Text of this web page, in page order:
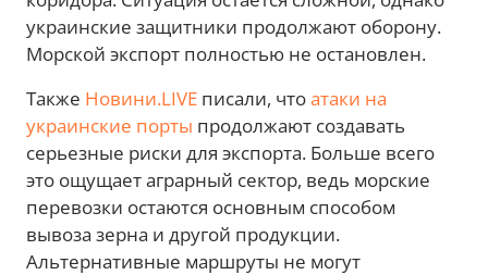
украинские защитники продолжают оборону.
Морской экспорт полностью не остановлен.
Также Новини.LIVE писали, чтоатаки на
украинские порты продолжают создавать
серьезные риски для экспорта. Больше всего
это ощущает аграрный сектор, ведь морские
перевозки остаются основным способом
вывоза зерна и другой продукции.
Альтернативные маршруты не могут